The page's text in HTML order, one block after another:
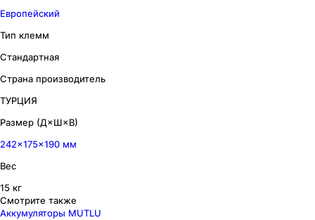
Европейский
Тип клемм
Стандартная
Страна производитель
ТУРЦИЯ
Размер (Д×Ш×В)
242×175×190 мм
Вес
15 кг
Смотрите также
Аккумуляторы MUTLU